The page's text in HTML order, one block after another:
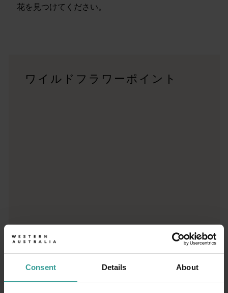
Consent Details About
花を見つけてください。
アラルーアン植物園 (Araluen Botanic Park)はとても特別な
ケープ・レンジ国立公園 (Cape Range National Park)
ケープ・レンジの険しい石灰岩の乾燥した丘陵地帯は、ニン
ワイルドフラワーポイント